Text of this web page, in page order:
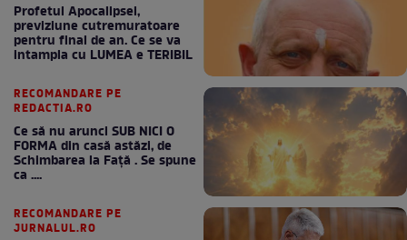
Profetul Apocalipsei,
previziune cutremuratoare
pentru final de an. Ce se va
intampla cu LUMEA e TERIBIL
RECOMANDARE PE
REDACTIA.RO
Ce să nu arunci SUB NICI O
FORMA din casă astăzi, de
Schimbarea la Față . Se spune
ca ....
RECOMANDARE PE
JURNALUL.RO